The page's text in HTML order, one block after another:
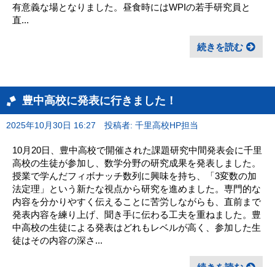
有意義な場となりました。昼食時にはWPIの若手研究員と
直...
続きを読む
豊中高校に発表に行きました！
2025年10月30日 16:27 投稿者: 千里高校HP担当
10月20日、豊中高校で開催された課題研究中間発表会に千里
高校の生徒が参加し、数学分野の研究成果を発表しました。
授業で学んだフィボナッチ数列に興味を持ち、「3変数の加
法定理」という新たな視点から研究を進めました。専門的な
内容を分かりやすく伝えることに苦労しながらも、直前まで
発表内容を練り上げ、聞き手に伝わる工夫を重ねました。豊
中高校の生徒による発表はどれもレベルが高く、参加した生
徒はその内容の深さ...